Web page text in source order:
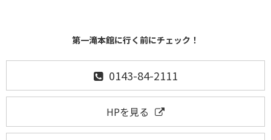
第一滝本館に行く前にチェック！
0143-84-2111
HPを見る